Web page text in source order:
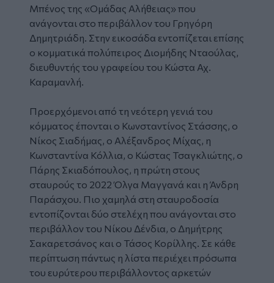
Μπένος της «Ομάδας Αλήθειας» που
ανάγονται στο περιβάλλον του Γρηγόρη
Δημητριάδη. Στην εικοσάδα εντοπίζεται επίσης
ο κομματικά πολύπειρος Διομήδης Νταούλας,
διευθυντής του γραφείου του Κώστα Αχ.
Καραμανλή.
Προερχόμενοι από τη νεότερη γενιά του
κόμματος έπονται ο Κωνσταντίνος Στάσσης, ο
Νίκος Σιαδήμας, ο Αλέξανδρος Μίχας, η
Κωνσταντίνα Κόλλια, ο Κώστας Τσαγκλιώτης, ο
Πάρης Σκιαδόπουλος, η πρώτη στους
σταυρούς το 2022 Όλγα Μαγγανά και η Άνδρη
Παράσχου. Πιο χαμηλά στη σταυροδοσία
εντοπίζονται δύο στελέχη που ανάγονται στο
περιβάλλον του Νίκου Δένδια, ο Δημήτρης
Σακαρετσάνος και ο Τάσος Κορίλλης. Σε κάθε
περίπτωση πάντως η λίστα περιέχει πρόσωπα
του ευρύτερου περιβάλλοντος αρκετών